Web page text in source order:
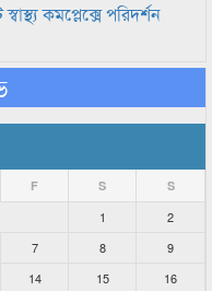
কমপ্লেক্সে পরিদর্শন
F S S
1
2
7 8
9
14 15 16